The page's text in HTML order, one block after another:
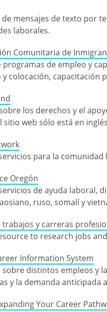
mensajes de texto por
laborales.
Comunitaria de
programas de empleo y
colocación, capacitación
los derechos y el
sitio web sólo está en
para la
Oregón
de ayuda laboral,
ruso, somalí y
trabajos y carreras
to research jobs
Information System
sobre distintos empleos y
y la demanda anticipada
Your Career